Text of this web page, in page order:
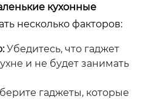
кухонные
несколько факторов:
Убедитесь, что гаджет
и не будет занимать
гаджеты, которые